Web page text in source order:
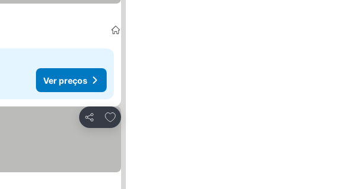
Ver preços
Partilhar
Adicionar aos favoritos